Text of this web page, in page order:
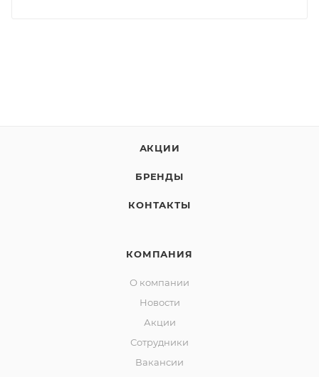
АКЦИИ
БРЕНДЫ
КОНТАКТЫ
КОМПАНИЯ
О компании
Новости
Акции
Сотрудники
Вакансии